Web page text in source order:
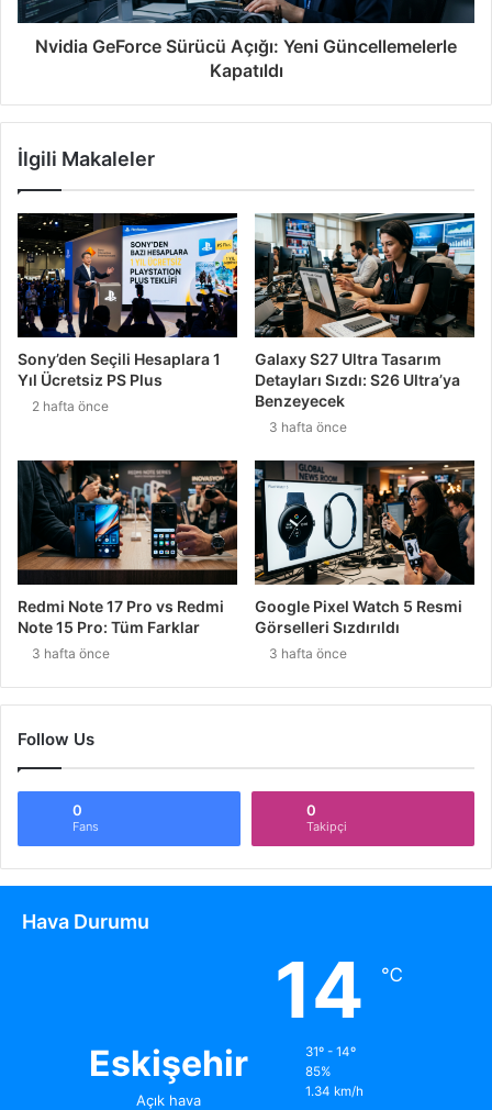
Nvidia GeForce Sürücü Açığı: Yeni Güncellemelerle
Kapatıldı
İlgili Makaleler
Sony’den Seçili Hesaplara 1
Yıl Ücretsiz PS Plus
2 hafta önce
Galaxy S27 Ultra Tasarım
Detayları Sızdı: S26 Ultra’ya
Benzeyecek
3 hafta önce
Redmi Note 17 Pro vs Redmi
Note 15 Pro: Tüm Farklar
3 hafta önce
Google Pixel Watch 5 Resmi
Görselleri Sızdırıldı
3 hafta önce
Follow Us
0
Fans
0
Takipçi
Hava Durumu
Eskişehir
Açık hava
14 ℃
31º - 14º
85%
1.34 km/h